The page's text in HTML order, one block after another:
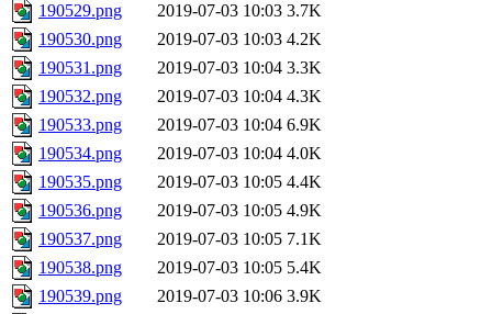
190529.png
2019-07-03 10:03 3.7K
190530.png
2019-07-03 10:03 4.2K
190531.png
2019-07-03 10:04 3.3K
190532.png
2019-07-03 10:04 4.3K
190533.png
2019-07-03 10:04 6.9K
190534.png
2019-07-03 10:04 4.0K
190535.png
2019-07-03 10:05 4.4K
190536.png
2019-07-03 10:05 4.9K
190537.png
2019-07-03 10:05 7.1K
190538.png
2019-07-03 10:05 5.4K
190539.png
2019-07-03 10:06 3.9K